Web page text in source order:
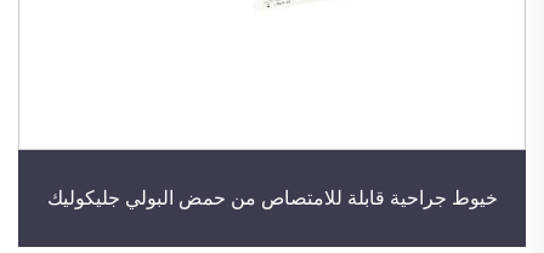
خيوط جراحية قابلة للامتصاص من حمض البولي جليكوليك